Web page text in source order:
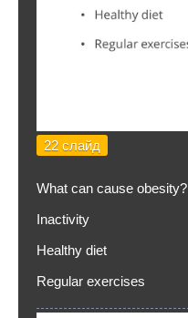
22 слайд
What can cause obesity?
Inactivity
Healthy diet
Regular exercises